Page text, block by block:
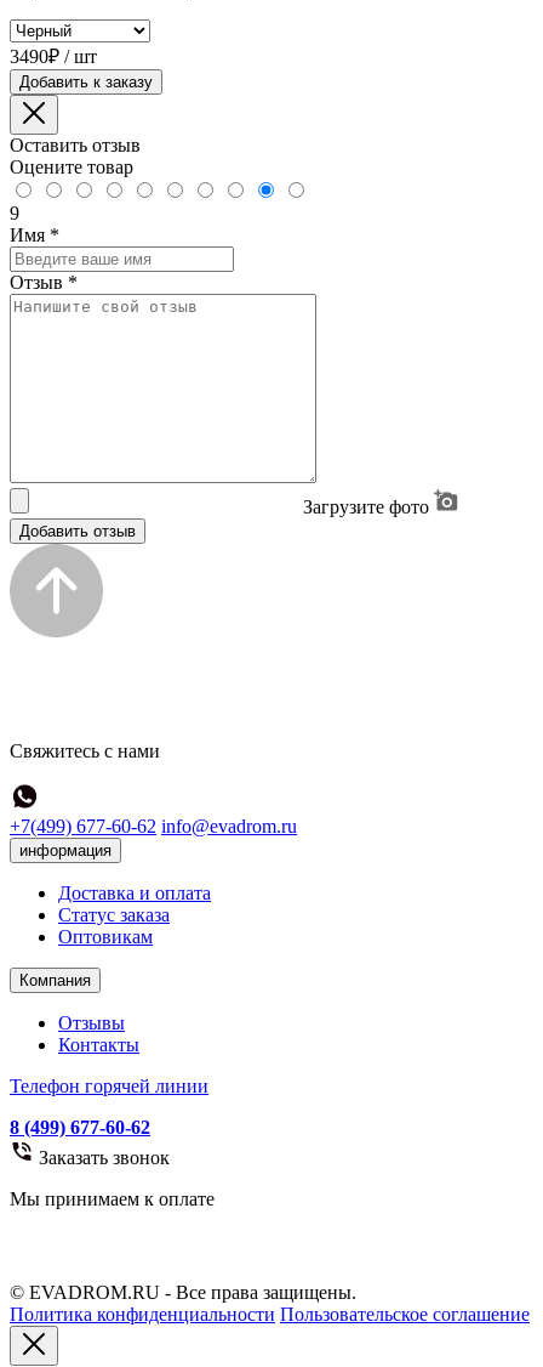
3490₽ / шт
Добавить к заказу
Оставить отзыв
Оцените товар
9
Имя *
Отзыв *
Загрузите фото
Добавить отзыв
Свяжитесь с нами
+7(499) 677-60-62 info@evadrom.ru
информация
Доставка и оплата
Статус заказа
Оптовикам
Компания
Отзывы
Контакты
Телефон горячей линии
8 (499) 677-60-62
Заказать звонок
Мы принимаем к оплате
© EVADROM.RU - Все права защищены.
Политика конфиденциальности Пользовательское соглашение